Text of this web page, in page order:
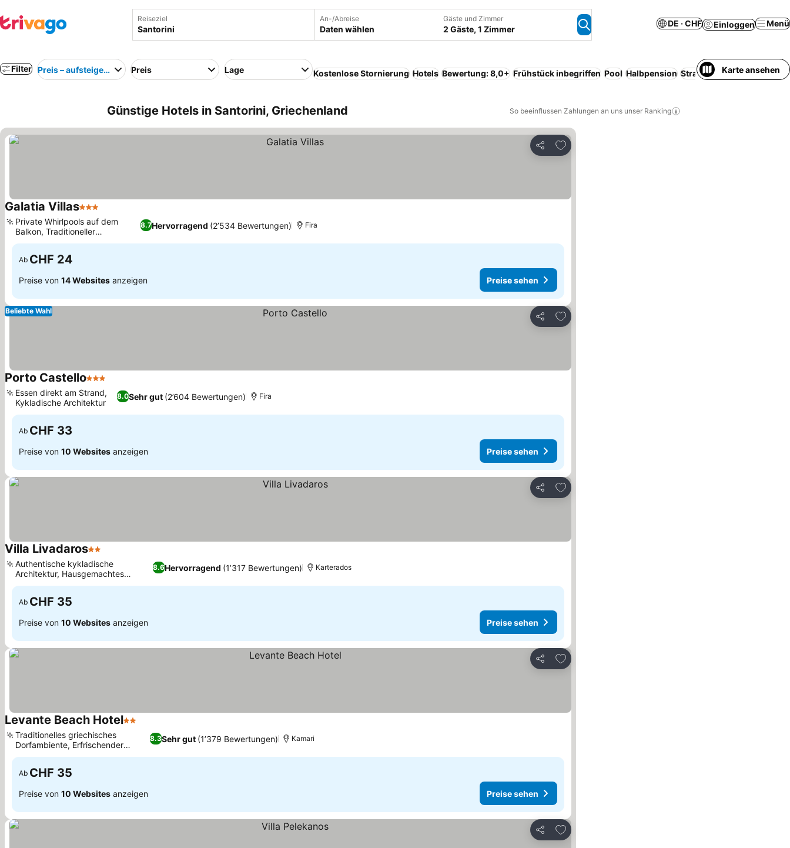
Reiseziel An-/Abreise
Daten wählen
Gäste und Zimmer
2 Gäste, 1 Zimmer
DE · CHF Einloggen Menü
Filter Preis – aufsteigend Preis Lage Kostenlose Stornierung Hotels Bewertung: 8,0+ Frühstück inbegriffen Pool Halbpension Strand Klimaanlage
Karte ansehen
Günstige Hotels in Santorini, Griechenland So beeinflussen Zahlungen an uns unser Ranking
Teilen
Zu Favoriten hinzufügen
Galatia Villas3 Sterne
8.7Hervorragend (2’534 Bewertungen)
Private Whirlpools auf dem
Balkon, Traditioneller
kykladischer Baustil
Fira
Ab CHF 24
Preise von 14 Websites anzeigen Preise sehen
Teilen
Zu Favoriten hinzufügen
Beliebte Wahl
Porto Castello3 Sterne
8.0Sehr gut (2’604 Bewertungen)
Essen direkt am Strand,
Kykladische Architektur
Fira
Ab CHF 33
Preise von 10 Websites anzeigen Preise sehen
Teilen
Zu Favoriten hinzufügen
Villa Livadaros2 Sterne
8.6Hervorragend (1’317 Bewertungen)
Authentische kykladische
Architektur, Hausgemachtes
griechisches Frühstück
Karterados
Ab CHF 35
Preise von 10 Websites anzeigen Preise sehen
Teilen
Zu Favoriten hinzufügen
Levante Beach Hotel2 Sterne
8.3Sehr gut (1’379 Bewertungen)
Traditionelles griechisches
Dorfambiente, Erfrischender
Swimmingpool
Kamari
Ab CHF 35
Preise von 10 Websites anzeigen Preise sehen
Teilen
Zu Favoriten hinzufügen